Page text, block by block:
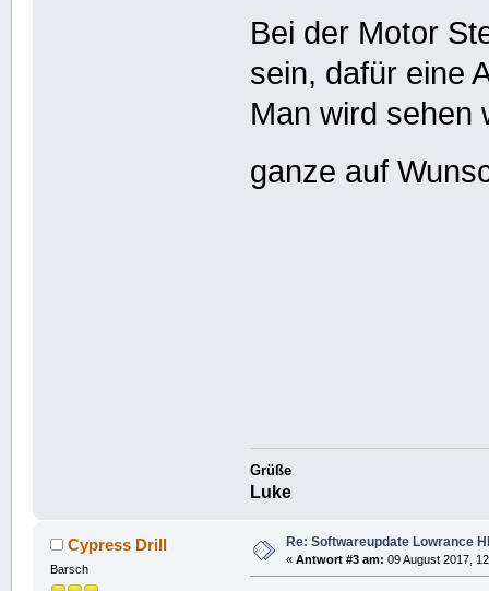
Bei der Motor
sein, dafür eine
Man wird sehen
ganze auf
Grüße
Luke
Cypress Drill
Barsch
Re: Softwareupdate Lowrance
« Antwort #3 am: 09 August 2017,